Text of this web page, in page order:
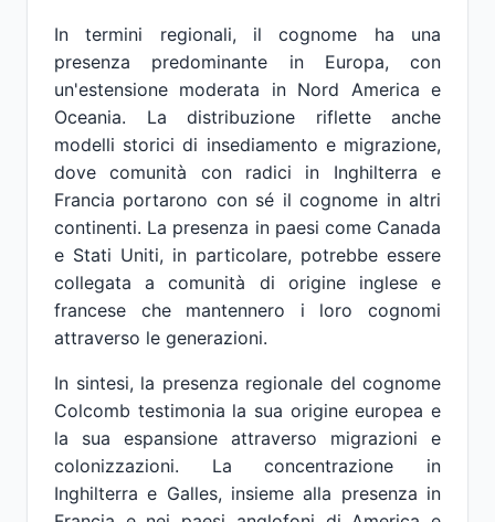
In termini regionali, il cognome ha una
presenza predominante in Europa, con
un'estensione moderata in Nord America e
Oceania. La distribuzione riflette anche
modelli storici di insediamento e migrazione,
dove comunità con radici in Inghilterra e
Francia portarono con sé il cognome in altri
continenti. La presenza in paesi come Canada
e Stati Uniti, in particolare, potrebbe essere
collegata a comunità di origine inglese e
francese che mantennero i loro cognomi
attraverso le generazioni.
In sintesi, la presenza regionale del cognome
Colcomb testimonia la sua origine europea e
la sua espansione attraverso migrazioni e
colonizzazioni. La concentrazione in
Inghilterra e Galles, insieme alla presenza in